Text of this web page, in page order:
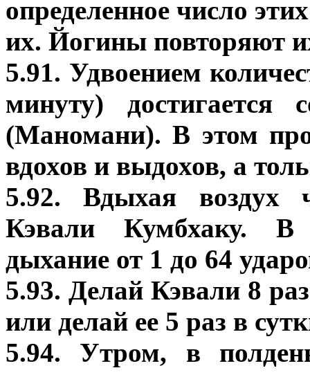
определенное число
их. Йогины повторяют
5.91. Удвоением
минуту) достигается
(Маномани). В этом
вдохов и выдохов, а
5.92. Вдыхая воздух
Кэвали Кумбхаку. В
дыхание от 1 до 64
5.93. Делай Кэвали 8
или делай ее 5 раз в
5.94. Утром, в